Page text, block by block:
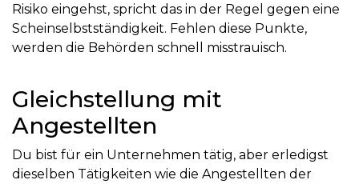
Risiko eingehst, spricht das in der Regel gegen eine
Scheinselbstständigkeit. Fehlen diese Punkte,
werden die Behörden schnell misstrauisch.
Gleichstellung mit
Angestellten
Du bist für ein Unternehmen tätig, aber erledigst
dieselben Tätigkeiten wie die Angestellten der